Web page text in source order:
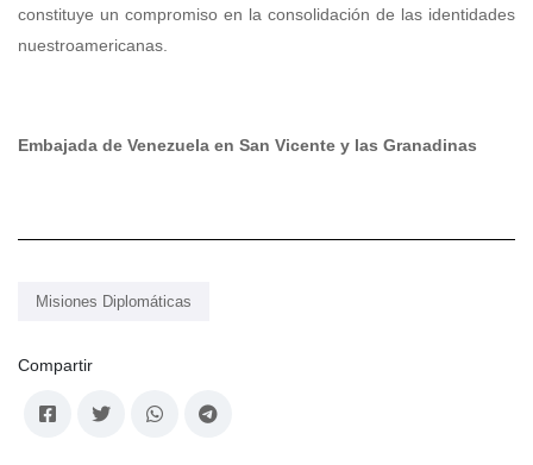
constituye un compromiso en la consolidación de las identidades
nuestroamericanas.
Embajada de Venezuela en San Vicente y las Granadinas
Misiones Diplomáticas
Compartir